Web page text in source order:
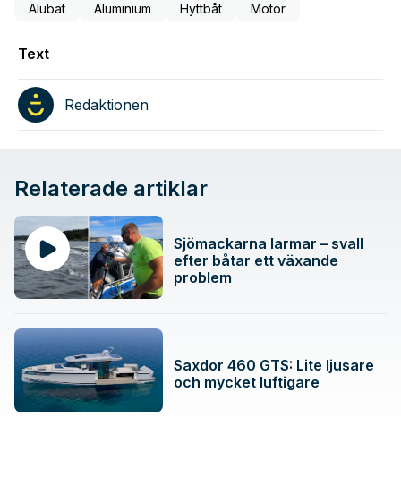
Alubat Aluminium Hyttbåt Motor
Text
Redaktionen
Relaterade artiklar
Sjömackarna larmar – svall
efter båtar ett växande
problem
Saxdor 460 GTS: Lite ljusare
och mycket luftigare